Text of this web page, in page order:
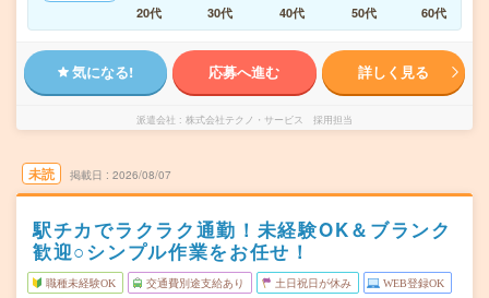
20代
30代 40代 50代 60代
気になる! 応募へ進む 詳しく見る
派遣会社 株式会社テクノ・サービス 採用担当
未読 掲載日 2026/08/07
駅チカでラクラク通勤！未経験OK＆ブランク
歓迎○シンプル作業をお任せ！
職種未経験OK 交通費別途支給あり 土日祝日が休み WEB登録OK